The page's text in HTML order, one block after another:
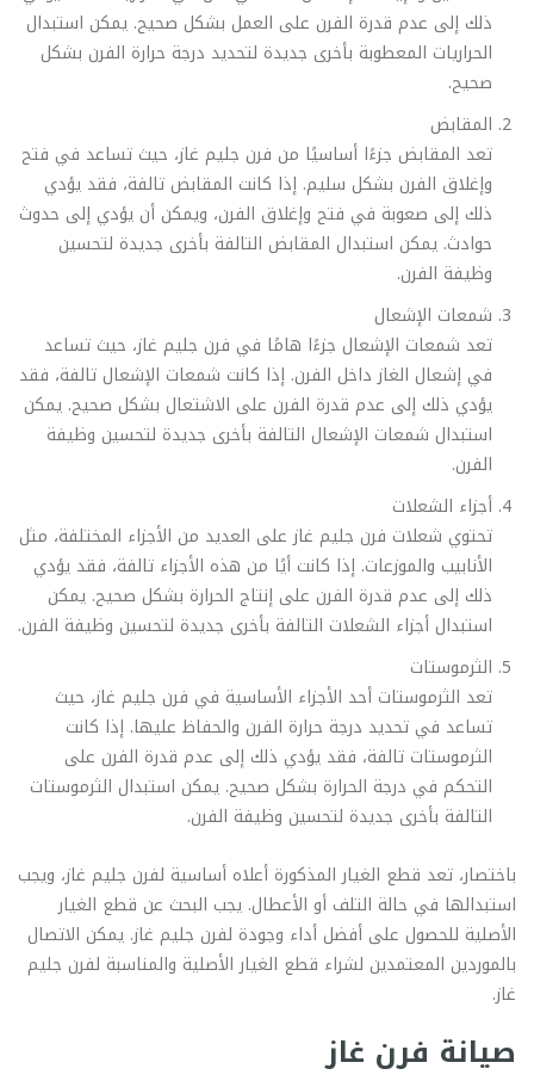
ذلك إلى عدم قدرة الفرن على العمل بشكل صحيح. يمكن استبدال
الحراريات المعطوبة بأخرى جديدة لتحديد درجة حرارة الفرن بشكل
صحيح.
المقابض
تعد المقابض جزءًا أساسيًا من فرن جليم غاز، حيث تساعد في فتح
وإغلاق الفرن بشكل سليم. إذا كانت المقابض تالفة، فقد يؤدي
ذلك إلى صعوبة في فتح وإغلاق الفرن، ويمكن أن يؤدي إلى حدوث
حوادث. يمكن استبدال المقابض التالفة بأخرى جديدة لتحسين
وظيفة الفرن.
شمعات الإشعال
تعد شمعات الإشعال جزءًا هامًا في فرن جليم غاز، حيث تساعد
في إشعال الغاز داخل الفرن. إذا كانت شمعات الإشعال تالفة، فقد
يؤدي ذلك إلى عدم قدرة الفرن على الاشتعال بشكل صحيح. يمكن
استبدال شمعات الإشعال التالفة بأخرى جديدة لتحسين وظيفة
الفرن.
أجزاء الشعلات
تحتوي شعلات فرن جليم غاز على العديد من الأجزاء المختلفة، مثل
الأنابيب والموزعات. إذا كانت أيًا من هذه الأجزاء تالفة، فقد يؤدي
ذلك إلى عدم قدرة الفرن على إنتاج الحرارة بشكل صحيح. يمكن
استبدال أجزاء الشعلات التالفة بأخرى جديدة لتحسين وظيفة الفرن.
الثرموستات
تعد الثرموستات أحد الأجزاء الأساسية في فرن جليم غاز، حيث
تساعد في تحديد درجة حرارة الفرن والحفاظ عليها. إذا كانت
الثرموستات تالفة، فقد يؤدي ذلك إلى عدم قدرة الفرن على
التحكم في درجة الحرارة بشكل صحيح. يمكن استبدال الثرموستات
التالفة بأخرى جديدة لتحسين وظيفة الفرن.
باختصار، تعد قطع الغيار المذكورة أعلاه أساسية لفرن جليم غاز، ويجب
استبدالها في حالة التلف أو الأعطال. يجب البحث عن قطع الغيار
الأصلية للحصول على أفضل أداء وجودة لفرن جليم غاز. يمكن الاتصال
بالموردين المعتمدين لشراء قطع الغيار الأصلية والمناسبة لفرن جليم
غاز.
صيانة فرن غاز